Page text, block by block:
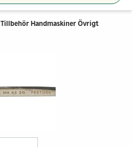
Tillbehör Handmaskiner Övrigt